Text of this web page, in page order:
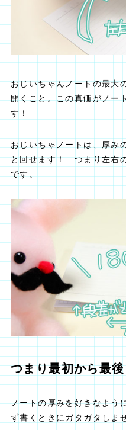
おじいちゃんノートの最大
開くこと。この真価がノー
す！
おじいちゃノートは、厚み
と回せます！ つまり左右
です。
つまり最初から最
ノートの厚みを好きなよう
ず書くときにガタガタしま